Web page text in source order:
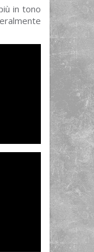
in tono